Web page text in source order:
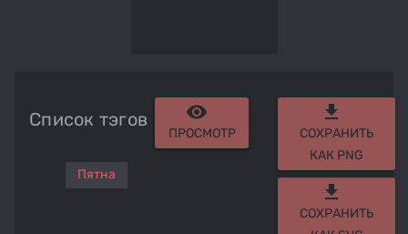
Список тэгов
Пятна
remove_red_eye
ПРОСМОТР
get_app
СОХРАНИТЬ
КАК PNG
get_app
СОХРАНИТЬ